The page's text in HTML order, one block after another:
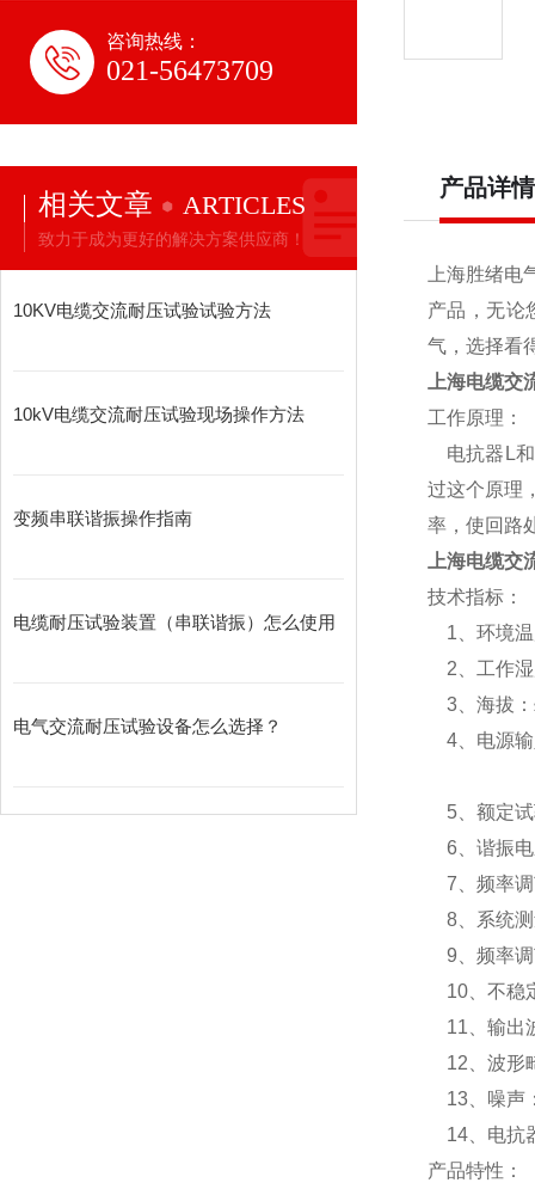
咨询热线：
021-56473709
相关文章 ARTICLES
致力于成为更好的解决方案供应商！
10KV电缆交流耐压试验试验方法
10kV电缆交流耐压试验现场操作方法
变频串联谐振操作指南
电缆耐压试验装置（串联谐振）怎么使用
电气交流耐压试验设备怎么选择？
产品详情
上海胜绪
产品，无论
气，选择看
上海电缆交
工作原理：
电抗器L和
过这个原理
率，使回路
上海电缆交
技术指标：
1、环境
2、工作湿
3、海拔：
4、电源输
5、额定试
6、谐振电
7、频率调
8、系统测
9、频率调
10、不稳
11、输出
12、波形
13、噪声
14、电抗
产品特性：